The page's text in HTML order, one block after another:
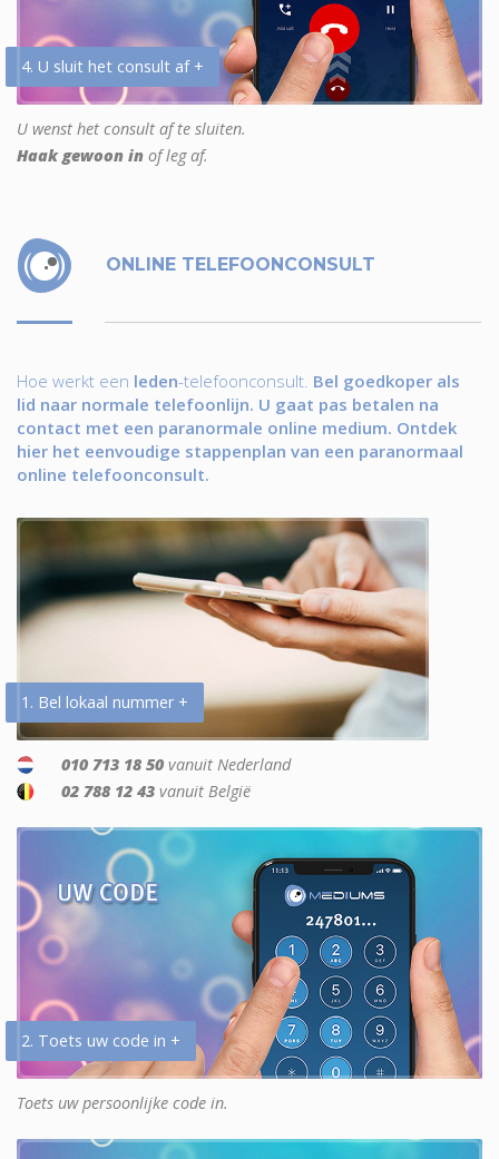
4. U sluit het consult af +
U wenst het consult af te sluiten.
Haak gewoon in of leg af.
ONLINE TELEFOONCONSULT
Hoe werkt een leden-telefoonconsult. Bel goedkoper als
lid naar normale telefoonlijn. U gaat pas betalen na
contact met een paranormale online medium. Ontdek
hier het eenvoudige stappenplan van een paranormaal
online telefoonconsult.
1. Bel lokaal nummer +
010 713 18 50 vanuit Nederland
02 788 12 43 vanuit België
2. Toets uw code in +
Toets uw persoonlijke code in.